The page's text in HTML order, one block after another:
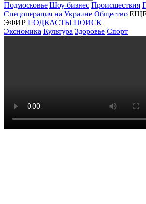
Подмосковье Шоу-бизнес Происшествия
Спецоперация на Украине Общество
ЭФИР ПОДКАСТЫ ПОИСК
Экономика Культура Здоровье Спорт